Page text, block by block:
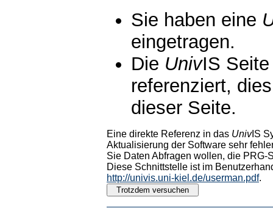
Sie haben eine
eingetragen.
Die UnivIS
referenziert,
dieser Seite.
Eine direkte Referenz in das UnivIS
Aktualisierung der Software sehr
Sie Daten Abfragen wollen, die PRG-
Diese Schnittstelle ist im
http://univis.uni-kiel.de/userman.pdf.